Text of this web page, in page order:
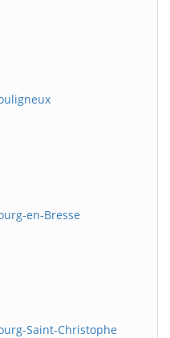
en-Bresse
Saint-Christophe